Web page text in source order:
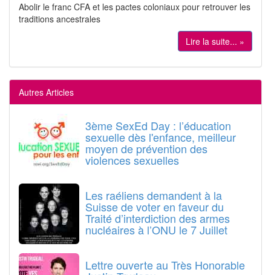
Abolir le franc CFA et les pactes coloniaux pour retrouver les
traditions ancestrales
Lire la suite... »
Autres Articles
3ème SexEd Day : l’éducation
sexuelle dès l'enfance, meilleur
moyen de prévention des
violences sexuelles
Les raéliens demandent à la
Suisse de voter en faveur du
Traité d’interdiction des armes
nucléaires à l’ONU le 7 Juillet
Lettre ouverte au Très Honorable